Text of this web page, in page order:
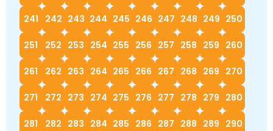
241 242 243 244 245 246 247 248 249 250
251 252 253 254 255 256 257 258 259 260
261 262 263 264 265 266 267 268 269 270
271 272 273 274 275 276 277 278 279 280
281 282 283 284 285 286 287 288 289 290